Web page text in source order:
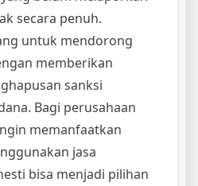
secara penuh.
untuk mendorong
memberikan
sanksi
Bagi perusahaan
memanfaatkan
jasa
bisa menjadi pilihan